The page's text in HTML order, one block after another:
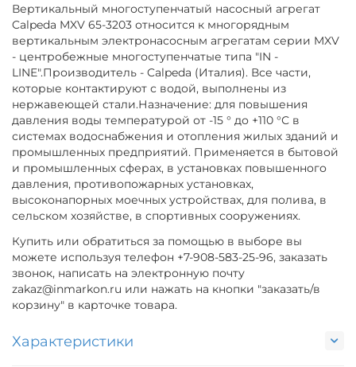
Вертикальный многоступенчатый насосный агрегат
Calpeda MXV 65-3203 относится к многорядным
вертикальным электронасосным агрегатам серии MXV
- центробежные многоступенчатые типа "IN -
LINE".Производитель - Calpeda (Италия). Все части,
которые контактируют с водой, выполнены из
нержавеющей стали.Назначение: для повышения
давления воды температурой от -15 ° до +110 °С в
системах водоснабжения и отопления жилых зданий и
промышленных предприятий. Применяется в бытовой
и промышленных сферах, в установках повышенного
давления, противопожарных установках,
высоконапорных моечных устройствах, для полива, в
сельском хозяйстве, в спортивных сооружениях.
Купить или обратиться за помощью в выборе вы
можете используя телефон +7-908-583-25-96, заказать
звонок, написать на электронную почту
zakaz@inmarkon.ru или нажать на кнопки "заказать/в
корзину" в карточке товара.
Характеристики